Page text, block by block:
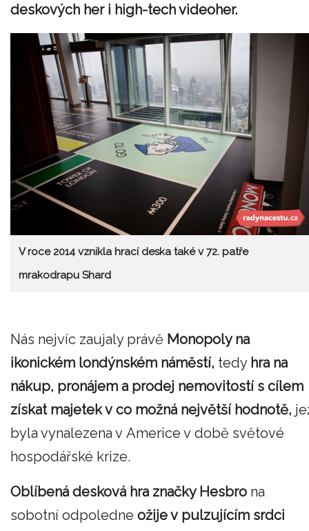
deskových her i high-tech videoher.
V roce 2014 vznikla hrací deska také v 72. patře
mrakodrapu Shard
Nás nejvíc zaujaly právě Monopoly na
ikonickém londýnském náměstí, tedy hra na
nákup, pronájem a prodej nemovitostí s cílem
získat majetek v co možná největší hodnotě,
byla vynalezena v Americe v době světové
hospodářské krize.
Oblíbená desková hra značky Hesbro na
sobotní odpoledne ožije v pulzujícím srdci